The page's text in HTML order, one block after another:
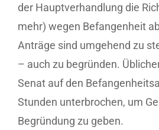
der Hauptverhandlung die
mehr) wegen Befangenheit
Anträge sind umgehend zu
– auch zu begründen.
Senat auf den
Stunden unterbrochen, um
Begründung zu geben.